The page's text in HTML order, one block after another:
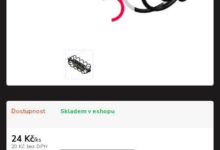
Dostupnost Skladem v eshopu
24 Kč/ks
20 Kč bez DPH